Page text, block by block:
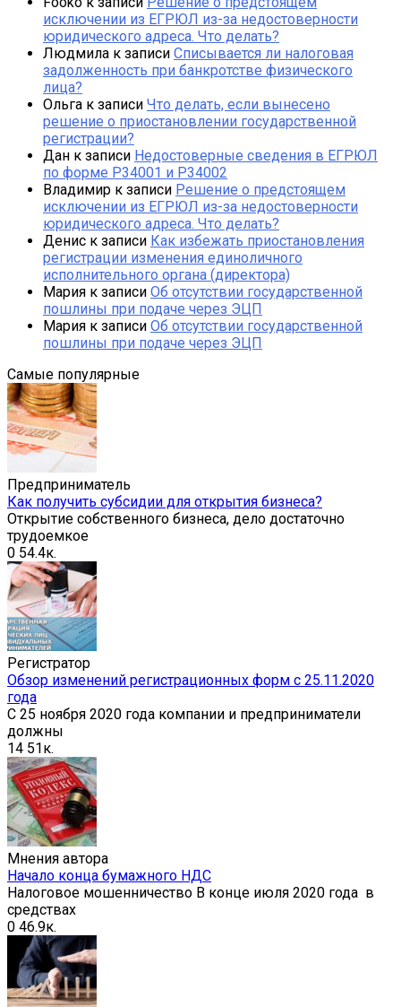
исключении из ЕГРЮЛ из-за недостоверности
юридического адреса. Что делать?
Людмила к записи Списывается ли налоговая
задолженность при банкротстве физического
лица?
Ольга к записи Что делать, если вынесено
решение о приостановлении государственной
регистрации?
Дан к записи Недостоверные сведения в ЕГРЮЛ
по форме Р34001 и Р34002
Владимир к записи Решение о предстоящем
исключении из ЕГРЮЛ из-за недостоверности
юридического адреса. Что делать?
Денис к записи Как избежать приостановления
регистрации изменения единоличного
исполнительного органа (директора)
Мария к записи Об отсутствии государственной
пошлины при подаче через ЭЦП
Мария к записи Об отсутствии государственной
пошлины при подаче через ЭЦП
Самые популярные
Предприниматель
Как получить субсидии для открытия бизнеса?
Открытие собственного бизнеса, дело достаточно
трудоемкое
0 54.4к.
Регистратор
Обзор изменений регистрационных форм с 25.11.2020
года
С 25 ноября 2020 года компании и предприниматели
должны
14 51к.
Мнения автора
Начало конца бумажного НДС
Налоговое мошенничество В конце июля 2020 года в
средствах
0 46.9к.